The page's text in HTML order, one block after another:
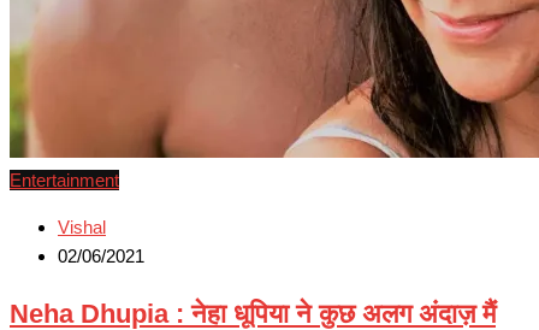
Entertainment
Vishal
02/06/2021
Neha Dhupia : नेहा धूपिया ने कुछ अलग अंदाज़ मैं